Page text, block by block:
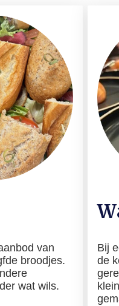
van
broodjes.
wat wils.
Bij
de